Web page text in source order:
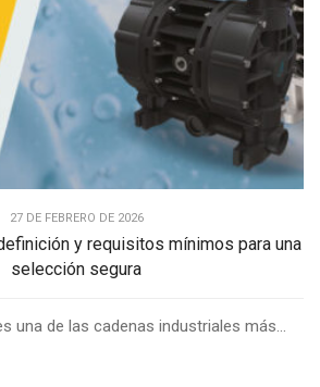
27 DE FEBRERO DE 2026
y requisitos mínimos para una
selección segura
una de las cadenas industriales más...